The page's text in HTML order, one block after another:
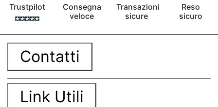
Trustpilot
Consegna
veloce
Transazioni
sicure
Reso
sicuro
Contatti
Link Utili